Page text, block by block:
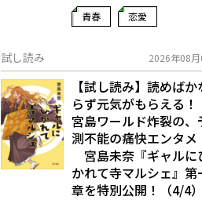
青春 恋愛
試し読み 2026年08月
【試し読み】読めばか
らず元気がもらえる！
宮島ワールド炸裂の、
測不能の痛快エンタメ
宮島未奈『ギャルに
かれて寺マルシェ』第
章を特別公開！（4/4）